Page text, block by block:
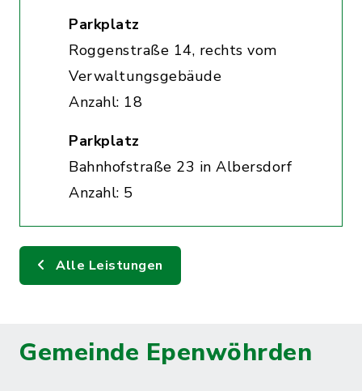
Parkplatz
Roggenstraße 14, rechts vom
Verwaltungsgebäude
Anzahl: 18
Parkplatz
Bahnhofstraße 23 in Albersdorf
Anzahl: 5
Alle Leistungen
Gemeinde Epenwöhrden